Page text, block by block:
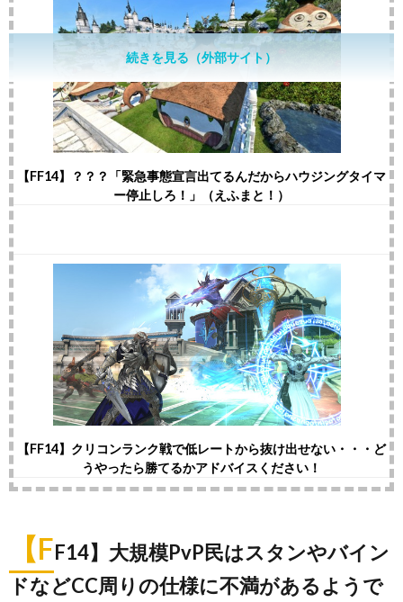
【FF14】？？？「緊急事態宣言出てるんだからハウジングタイマ
ー停止しろ！」（えふまと！）
【FF14】クリコンランク戦で低レートから抜け出せない・・・ど
うやったら勝てるかアドバイスください！
【FF14】大規模PvP民はスタンやバイン
ドなどCC周りの仕様に不満があるようで
続きを見る（外部サイト）